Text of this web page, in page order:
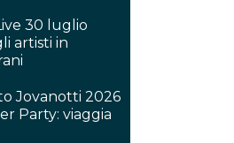
30 luglio
artisti in
Jovanotti 2026
Party: viaggia